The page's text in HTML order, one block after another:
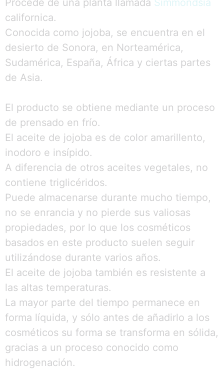
Procede de una planta llamada Simmondsia
californica.
Conocida como jojoba, se encuentra en el
desierto de Sonora, en Norteamérica,
Sudamérica, España, África y ciertas partes
de Asia.
El producto se obtiene mediante un proceso
de prensado en frío.
El aceite de jojoba es de color amarillento,
inodoro e insípido.
A diferencia de otros aceites vegetales, no
contiene triglicéridos.
Puede almacenarse durante mucho tiempo,
no se enrancia y no pierde sus valiosas
propiedades, por lo que los cosméticos
basados en este producto suelen seguir
utilizándose durante varios años.
El aceite de jojoba también es resistente a
las altas temperaturas.
La mayor parte del tiempo permanece en
forma líquida, y sólo antes de añadirlo a los
cosméticos su forma se transforma en sólida,
gracias a un proceso conocido como
hidrogenación.